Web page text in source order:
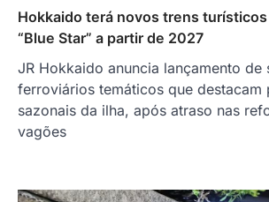
Hokkaido terá novos trens turísticos
“Blue Star” a partir de 2027
JR Hokkaido anuncia lançamento de
ferroviários temáticos que destacam
sazonais da ilha, após atraso nas
vagões